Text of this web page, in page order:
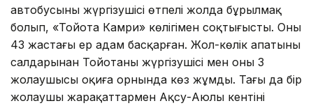
автобусының жүргізушісі өтпелі жолда бұрылмақ
болып, «Тойота Камри» көлігімен соқтығысты. Оны
43 жастағы ер адам басқарған. Жол-көлік апатының
салдарынан Тойотаның жүргізушісі мен оның 3
жолаушысы оқиға орнында көз жұмды. Тағы да бір
жолаушы жарақаттармен Ақсу-Аюлы кентінің